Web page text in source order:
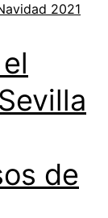
2021
de